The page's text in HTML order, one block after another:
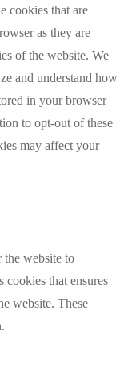
cookies that are
as they are
of the website. We
and understand how
in your browser
to opt-out of these
may affect your
the website to
that ensures
website. These